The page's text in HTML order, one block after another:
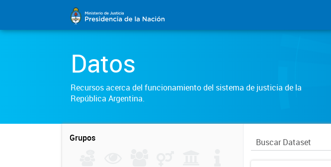
Datos
Recursos acerca del funcionamiento del sistema de justicia de la
República Argentina.
Grupos